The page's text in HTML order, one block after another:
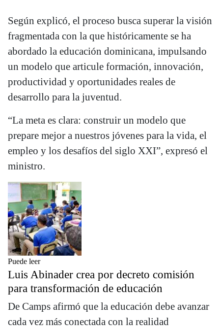
Según explicó, el proceso busca superar la visión
fragmentada con la que históricamente se ha
abordado la educación dominicana, impulsando
un modelo que articule formación, innovación,
productividad y oportunidades reales de
desarrollo para la juventud.
“La meta es clara: construir un modelo que
prepare mejor a nuestros jóvenes para la vida, el
empleo y los desafíos del siglo XXI”, expresó el
ministro.
Puede leer
Luis Abinader crea por decreto comisión
para transformación de educación
De Camps afirmó que la educación debe avanzar
cada vez más conectada con la realidad